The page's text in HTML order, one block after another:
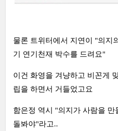
물론 트위터에서 지연이 "의지
기 연기천재 박수를 드려요"
이건 화영을 겨냥하고 비꼰게
립을 하면서 거들었고요
함은정 역시 "의지가 사람을
돌봐야"라고..